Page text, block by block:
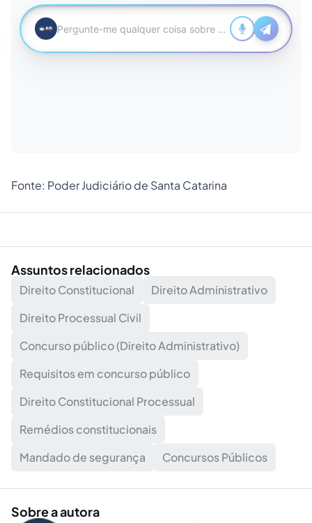
Fonte: Poder Judiciário de Santa Catarina
Assuntos relacionados
Direito Constitucional
Direito Administrativo
Direito Processual Civil
Concurso público (Direito Administrativo)
Requisitos em concurso público
Direito Constitucional Processual
Remédios constitucionais
Mandado de segurança
Concursos Públicos
Sobre a autora